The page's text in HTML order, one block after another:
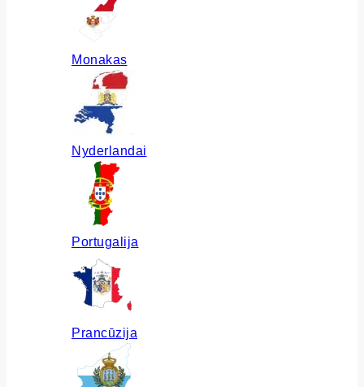
Monakas
Nyderlandai
Portugalija
Prancūzija